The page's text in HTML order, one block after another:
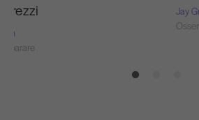
Jay